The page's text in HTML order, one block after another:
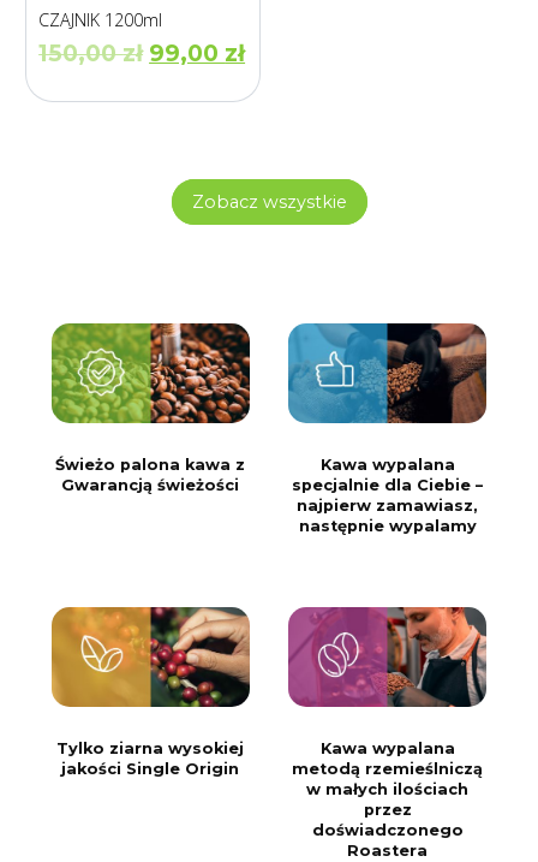
CZAJNIK 1200ml
150,00zł Pierwotna
cena
wynosiła:
99,00 złAktualna
cena
wynosi:
Zobacz wszystkie
Świeżo palona kawa z
Gwarancją świeżości
Kawa wypalana
specjalnie dla Ciebie –
najpierw zamawiasz,
następnie wypalamy
Tylko ziarna wysokiej
jakości Single Origin
Kawa wypalana
metodą rzemieślniczą
w małych ilościach
przez
doświadczonego
Roastera